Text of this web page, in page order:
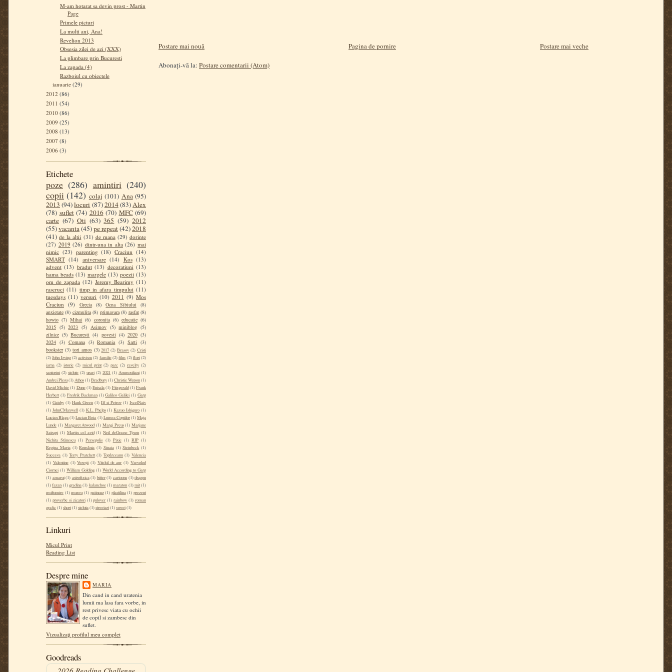
M-am hotarat sa devin prost - Martin
Page
Primele picturi
La multi ani, Ana!
Revelion 2013
Obsesia zilei de azi (XXX)
La plimbare prin Bucuresti
La zapada (4)
Razboiul cu obiectele
ianuarie (29)
2012 (86)
2011 (54)
2010 (86)
2009 (25)
2008 (13)
2007 (8)
2006 (3)
Etichete
poze (286) amintiri (240)
copii (142) colaj (101) Ana (95)
2013 (94)locuri (87)2014(83)Alex
(78) suflet (74) 2016 (70) MFC (69)
carte (67) Oti (63) 365 (59) 2012
(55)vacanta(45)pe repeat(42)2018
(41) de la altii (31) de mana (29) dorinte
(27) 2019 (26) dintr-una in alta (26) mai
nimic (23) parenting (18) Craciun (14)
SMART (14) aniversare (14) Kos (13)
advent (13) bradut (13) decoratiuni (13)
hama beads (13) margele (13) poezii (13)
om de zapada (12) Jeremy Bearimy (11)
rascruci (11) timp in afara timpului (11)
tuesdays (11) versuri (10) 2011 (9) Mos
Craciun
(9) Grecia (8) Ocna Sibiului
(8)
anxietate (8) cizmulita (8) primavara (8) rasfat (8)
howto (7) Mihai (6) coronita (6) educatie (6)
2015 (5) 2023 (5) Asimov (5) miniblog (5)
zilnice (5) Bucuresti (4) povesti (4) 2020 (3)
2024 (3) Comana (3) Romania (3) Sarti (3)
bookster (3) tori amos (3) 2017 (2) Brasov (2) Cristi
(2)John Irving (2)activism (2) familie(2)film (2) flori(2)
iarna (2) istorie (2) micul print (2) parc (2) ravelry (2)
santorini (2) stelute (2) urari (2) 2021 (1) Ammouliani (1)
Andrei Plesu(1)Athos(1)Bradbury(1)Christie Watson(1)
David Michie (1) Dune(1)Enisala (1) Fitzgerald(1)Frank
Herbert (1) Fredrik Backman (1) Galileo Galilei (1) Garp
(1) Gatsby (1) Hank Green (1) Ilf si Petrov (1) IvcelNaiv
(1) JohnCMaxwell (1) K.L. Phelps (1) Kazuo Ishiguro (1)
Lucian Blaga(1)Lucian Boia (1)Lumea Copiilor(1)Maja
Lunde (1) Margaret Atwood (1) Margi Preus (1) Marjane
Satrapi (1) Martin cel avid (1) Neil deGrasse Tyson (1)
Nichita Stănescu (1) Persepolis (1) Pixie (1) RIP (1)
Regina Maria (1) România (1) Sinaia (1) Steinbeck (1)
Suceava (1) Terry Pratchett (1) Topârceanu (1) Valencia
(1) Valentine (1) Verești (1) Vitelul de aur (1) Vsevolod
Ciornei (1) William Golding (1) World According to Garp
(1) amarui (1) astrofizica (1) bitter (1) cartoons (1) dragon
(1)fazan (1)gradina(1) kalanchoe (1)maraton (1) mit(1)
multumire (1) muzeu (1) patinoar (1) plastilina (1) prezent
(1) proverbe si zicatori (1) pulover (1) rainbow (1) roman
grafic(1)short(1)steluta(1)streetart(1)sweet(1)
Linkuri
Micul Print
Reading List
Despre mine
MARIA
Din cand in cand uratenia
lumii ma lasa fara vorbe, in
rest privesc viata cu ochii
de copil si zambesc din
suflet.
Vizualizați profilul meu complet
Goodreads
Postare mai nouă Postare mai veche
Pagina de pornire
Abonați-vă la: Postare comentarii (Atom)